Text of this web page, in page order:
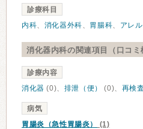
診療科目
内科、 消化器外科、 胃腸科、 アレ
消化器内科の関連項目（口コミ
診療内容
消化器 (0)、 排泄（便） (0)、 再検
病気
胃腸炎（急性胃腸炎）
(1)